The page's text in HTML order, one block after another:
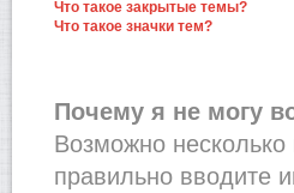
Что такое закрытые темы?
Что такое значки тем?
Почему я не могу
Возможно
правильно вводите